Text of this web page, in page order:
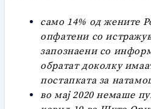
само 14% од жените
опфатени со
запознаени со
обратат доколку
постапката за
во мај 2020 немаше